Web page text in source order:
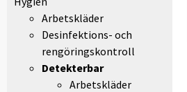
Arbetskläder
Desinfektions- och
rengöringskontroll
Detekterbar
Arbetskläder